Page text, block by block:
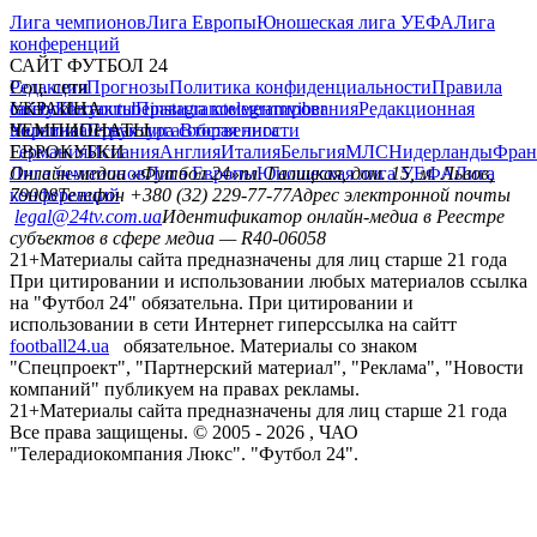
Лига чемпионовЛига ЕвропыЮношеская лига УЕФАЛига
конференций
САЙТ ФУТБОЛ 24
РедакцияПрогнозыПолитика конфиденциальностиПравила
сайтуКонтактыПравила комментированияРедакционная
политикаСтруктура собственности
Соц. сети
facebookxyoutubeinstagramtelegramviber
УКРАИНА
УкраинаПервая лигаВторая лига
ЧЕМПИОНАТЫ
ГерманияИспанияАнглияИталияБельгияМЛСНидерланды
ЕВРОКУБКИ
Лига чемпионовЛига ЕвропыЮношеская лига УЕФАЛига
конференций
Онлайн-медиа «Футбол 24»пл. Галицкая, дом. 15, м. Львов,
79008Телефон +380 (32) 229-77-77Адрес электронной почты
legal@24tv.com.uaИдентификатор онлайн-медиа в Реестре
субъектов в сфере медиа — R40-06058
21+Материалы сайта предназначены для лиц старше 21 года
При цитировании и использовании любых материалов ссылка
на "Футбол 24" обязательна. При цитировании и
использовании в сети Интернет гиперссылка на сайтт
football24.ua
обязательное. Материалы со знаком
"Спецпроект", "Партнерский материал", "Реклама", "Новости
компаний" публикуем на правах рекламы.
21+Материалы сайта предназначены для лиц старше 21 года
Все права защищены. © 2005 - 2026 , ЧАО
"Телерадиокомпания Люкс". "Футбол 24".